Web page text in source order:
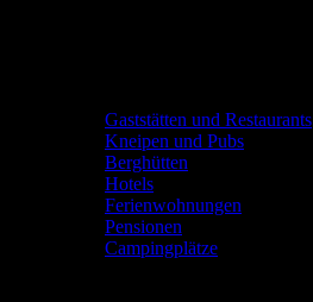
Gaststätten und Restaurants
Kneipen und Pubs
Berghütten
Hotels
Ferienwohnungen
Pensionen
Campingplätze